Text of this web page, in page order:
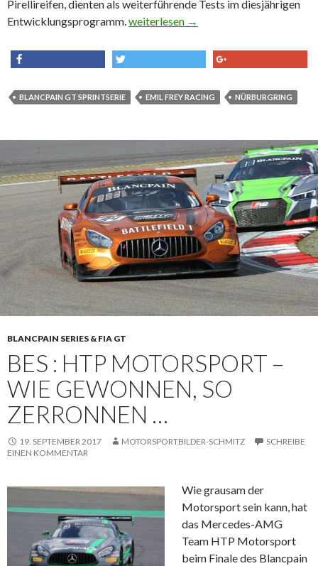
Pirellireifen, dienten als weiterführende Tests im diesjährigen
Entwicklungsprogramm.Schwieriges Debütrennen für Emil
weiterlesen →
BLANCPAIN GT SPRINTSERIE EMIL FREY RACING NÜRBURGRING
BLANCPAIN SERIES & FIA GT
BES : HTP MOTORSPORT –
WIE GEWONNEN, SO
ZERRONNEN …
19. SEPTEMBER 2017 MOTORSPORTBILDER-SCHMITZ
SCHREIBE
EINEN KOMMENTAR
Wie grausam der
Motorsport sein kann, hat
das Mercedes-AMG
Team HTP Motorsport
beim Finale des Blancpain